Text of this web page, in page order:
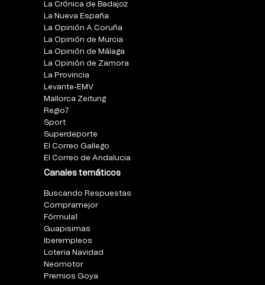
La Crónica de Badajoz
La Nueva España
La Opinión A Coruña
La Opinión de Murcia
La Opinión de Málaga
La Opinión de Zamora
La Provincia
Levante-EMV
Mallorca Zeitung
Regio7
Sport
Superdeporte
El Correo Gallego
El Correo de Andalucia
Canales temáticos
Buscando Respuestas
Compramejor
Fórmula1
Guapisimas
Iberempleos
Loteria Navidad
Neomotor
Premios Goya